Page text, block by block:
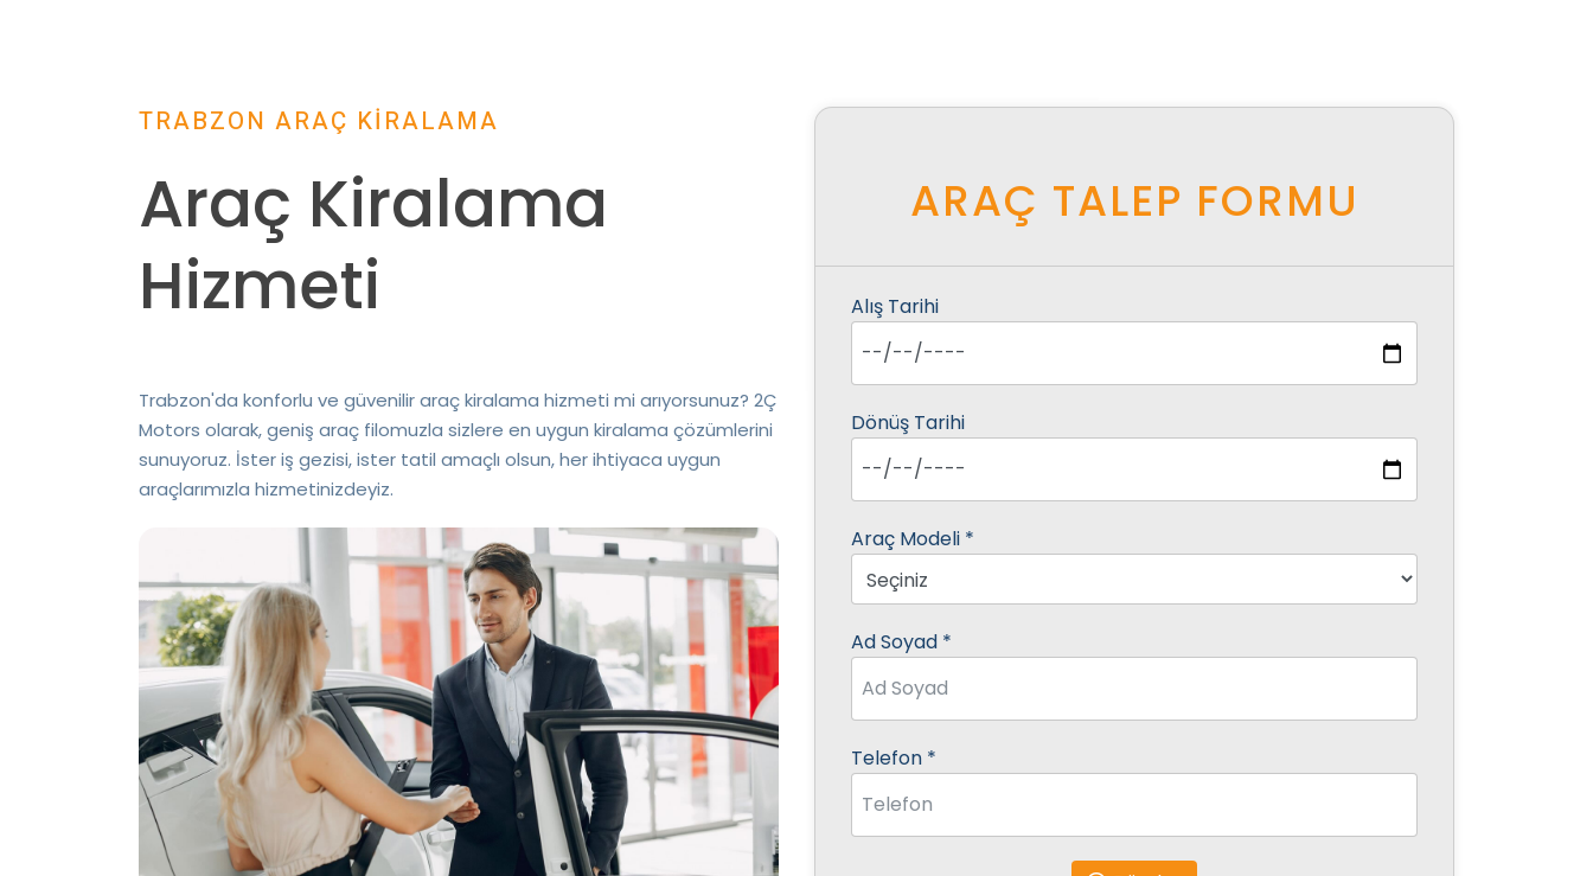
TRABZON ARAÇ KİRALAMA
Araç Kiralama
Hizmeti
Trabzon'da konforlu ve güvenilir araç kiralama hizmeti mi arıyorsunuz? 2Ç
Motors olarak, geniş araç filomuzla sizlere en uygun kiralama çözümlerini
sunuyoruz. İster iş gezisi, ister tatil amaçlı olsun, her ihtiyaca uygun
araçlarımızla hizmetinizdeyiz.
ARAÇ TALEP FORMU
Alış Tarihi
Dönüş Tarihi
Araç Modeli *
Ad Soyad *
Telefon *